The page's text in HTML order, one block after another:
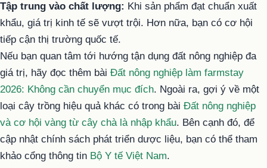
Tập trung vào chất lượng: Khi sản phẩm đạt chuẩn xuất
khẩu, giá trị kinh tế sẽ vượt trội. Hơn nữa, bạn có cơ hội
tiếp cận thị trường quốc tế.
Nếu bạn quan tâm tới hướng tận dụng đất nông nghiệp đa
giá trị, hãy đọc thêm bài Đất nông nghiệp làm farmstay
2026: Không cần chuyển mục đích. Ngoài ra, gợi ý về một
loại cây trồng hiệu quả khác có trong bài Đất nông nghiệp
và cơ hội vàng từ cây chà là nhập khẩu. Bên cạnh đó, để
cập nhật chính sách phát triển dược liệu, bạn có thể tham
khảo cổng thông tin Bộ Y tế Việt Nam.